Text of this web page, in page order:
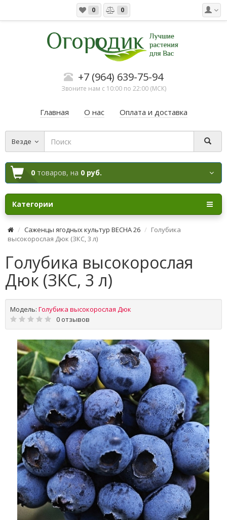
0 0
+7 (964) 639-75-94
Звоните нам с 10:00 по 22:00 (МСК)
Главная О нас Оплата и доставка
Везде
0 товаров, на 0 руб.
Категории
Саженцы ягодных культур ВЕСНА 26
Голубика
высокорослая Дюк (ЗКС, 3 л)
Голубика высокорослая
Дюк (ЗКС, 3 л)
Модель: Голубика высокорослая Дюк
0 отзывов